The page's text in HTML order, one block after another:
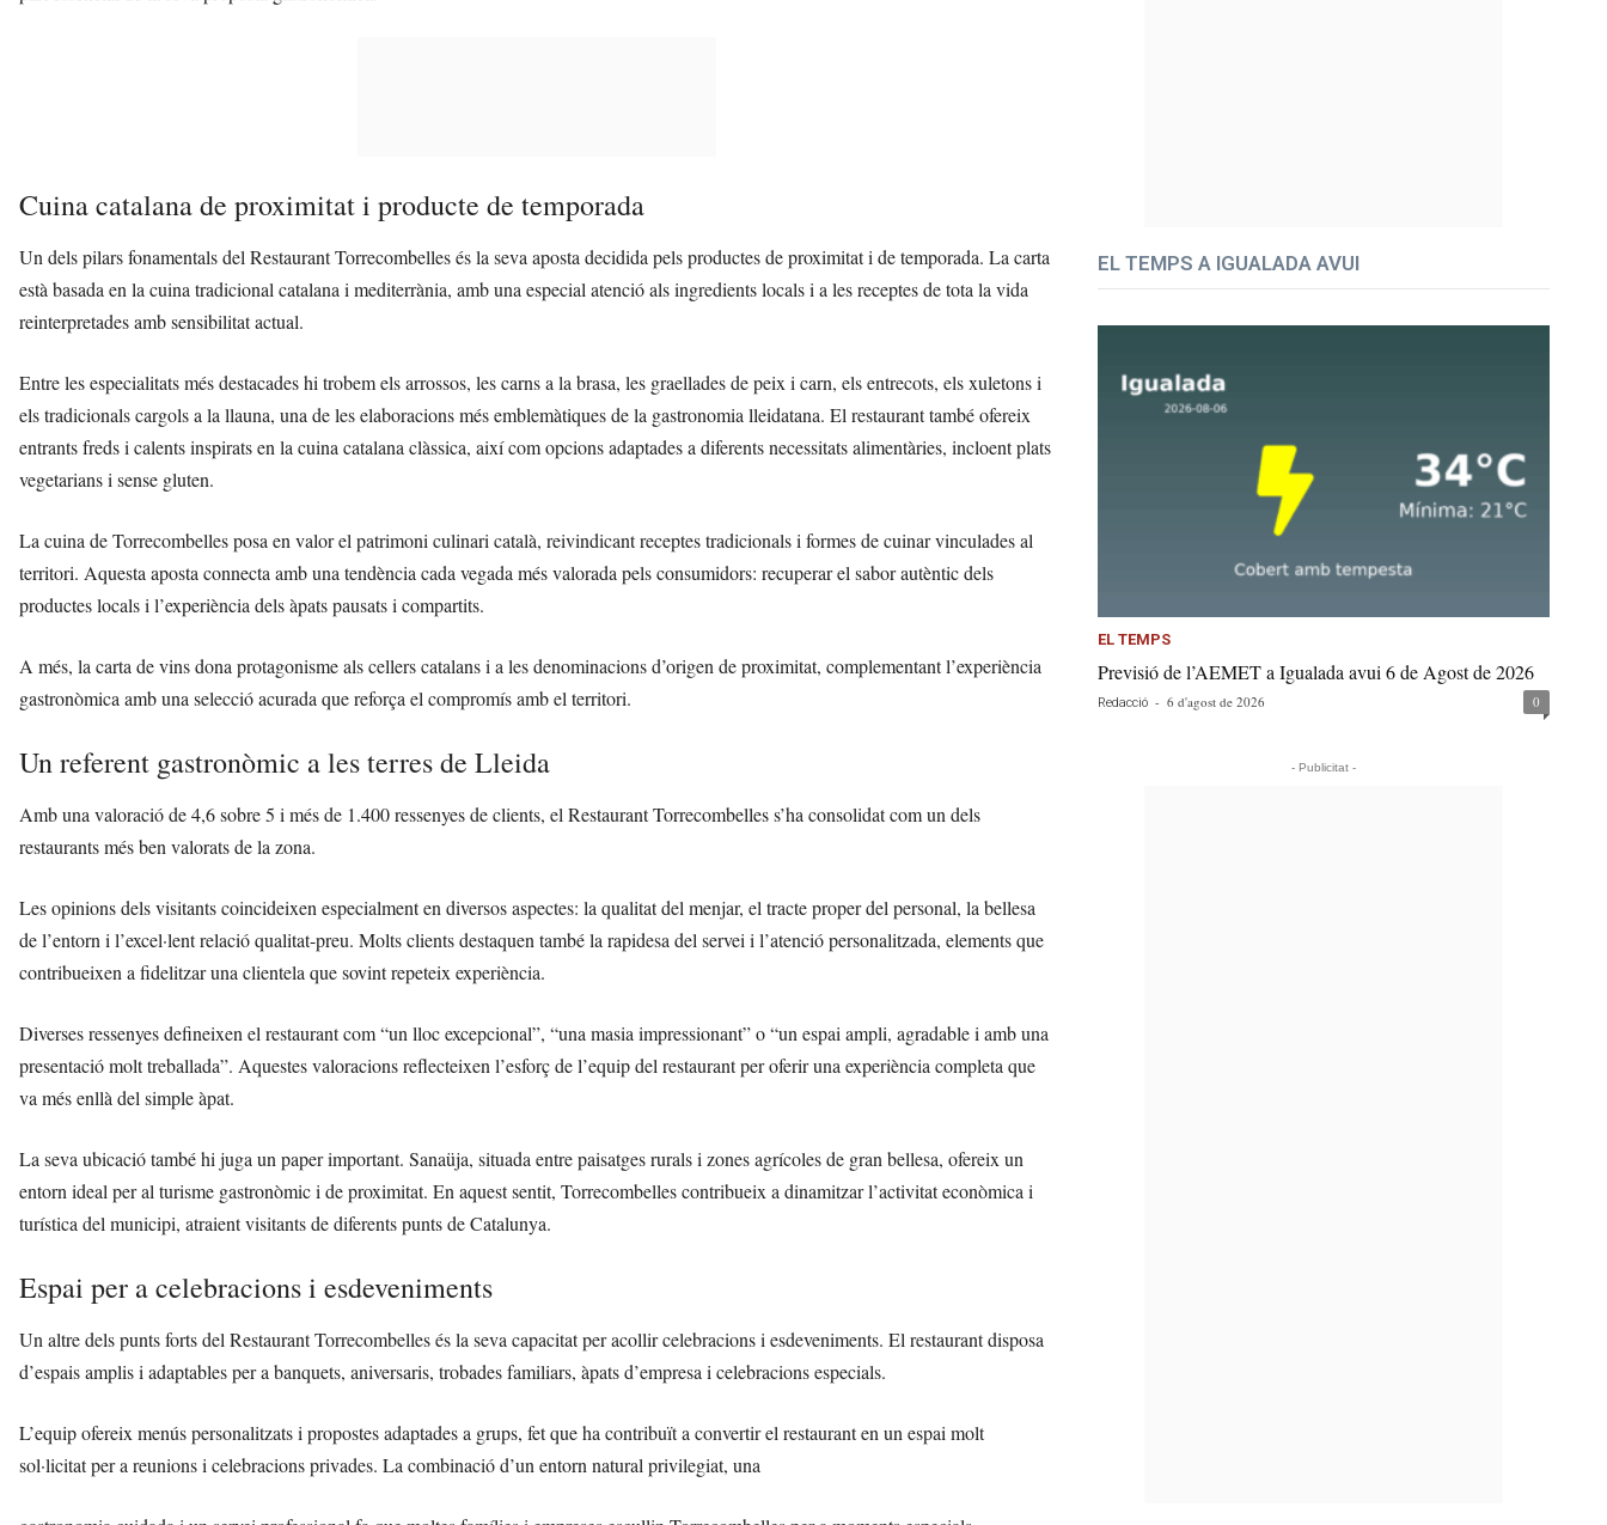
Cuina catalana de proximitat i producte de temporada
Un dels pilars fonamentals del Restaurant Torrecombelles és la seva aposta decidida pels productes de proximitat i de temporada. La carta
està basada en la cuina tradicional catalana i mediterrània, amb una especial atenció als ingredients locals i a les receptes de tota la vida
reinterpretades amb sensibilitat actual.
Entre les especialitats més destacades hi trobem els arrossos, les carns a la brasa, les graellades de peix i carn, els entrecots, els xuletons i
els tradicionals cargols a la llauna, una de les elaboracions més emblemàtiques de la gastronomia lleidatana. El restaurant també ofereix
entrants freds i calents inspirats en la cuina catalana clàssica, així com opcions adaptades a diferents necessitats alimentàries, incloent plats
vegetarians i sense gluten.
La cuina de Torrecombelles posa en valor el patrimoni culinari català, reivindicant receptes tradicionals i formes de cuinar vinculades al
territori. Aquesta aposta connecta amb una tendència cada vegada més valorada pels consumidors: recuperar el sabor autèntic dels
productes locals i l’experiència dels àpats pausats i compartits.
A més, la carta de vins dona protagonisme als cellers catalans i a les denominacions d’origen de proximitat, complementant l’experiència
gastronòmica amb una selecció acurada que reforça el compromís amb el territori.
Un referent gastronòmic a les terres de Lleida
Amb una valoració de 4,6 sobre 5 i més de 1.400 ressenyes de clients, el Restaurant Torrecombelles s’ha consolidat com un dels
restaurants més ben valorats de la zona.
Les opinions dels visitants coincideixen especialment en diversos aspectes: la qualitat del menjar, el tracte proper del personal, la bellesa
de l’entorn i l’excel·lent relació qualitat-preu. Molts clients destaquen també la rapidesa del servei i l’atenció personalitzada, elements que
contribueixen a fidelitzar una clientela que sovint repeteix experiència.
Diverses ressenyes defineixen el restaurant com “un lloc excepcional”, “una masia impressionant” o “un espai ampli, agradable i amb una
presentació molt treballada”. Aquestes valoracions reflecteixen l’esforç de l’equip del restaurant per oferir una experiència completa que
va més enllà del simple àpat.
La seva ubicació també hi juga un paper important. Sanaüja, situada entre paisatges rurals i zones agrícoles de gran bellesa, ofereix un
entorn ideal per al turisme gastronòmic i de proximitat. En aquest sentit, Torrecombelles contribueix a dinamitzar l’activitat econòmica i
turística del municipi, atraient visitants de diferents punts de Catalunya.
Espai per a celebracions i esdeveniments
Un altre dels punts forts del Restaurant Torrecombelles és la seva capacitat per acollir celebracions i esdeveniments. El restaurant disposa
d’espais amplis i adaptables per a banquets, aniversaris, trobades familiars, àpats d’empresa i celebracions especials.
L’equip ofereix menús personalitzats i propostes adaptades a grups, fet que ha contribuït a convertir el restaurant en un espai molt
sol·licitat per a reunions i celebracions privades. La combinació d’un entorn natural privilegiat, una
EL TEMPS A IGUALADA AVUI
EL TEMPS
Previsió de l’AEMET a Igualada avui 6 de Agost de 2026
Redacció - 6 d'agost de 2026 0
- Publicitat -